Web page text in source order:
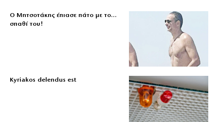
Ο Μητσοτάκης έπιασε πάτο με το…
σπαθί του!
Kyriakos delendus est